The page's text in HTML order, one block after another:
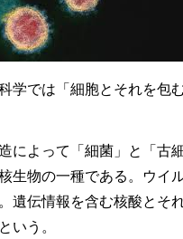
学では「細胞とそれを包
によって「細菌」と「古
生物の一種である。ウイ
遺伝情報を含む核酸とそ
いう。